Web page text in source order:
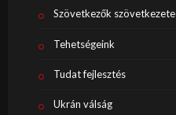
Szövetkezők szövetkezete
Tehetségeink
Tudat fejlesztés
Ukrán válság